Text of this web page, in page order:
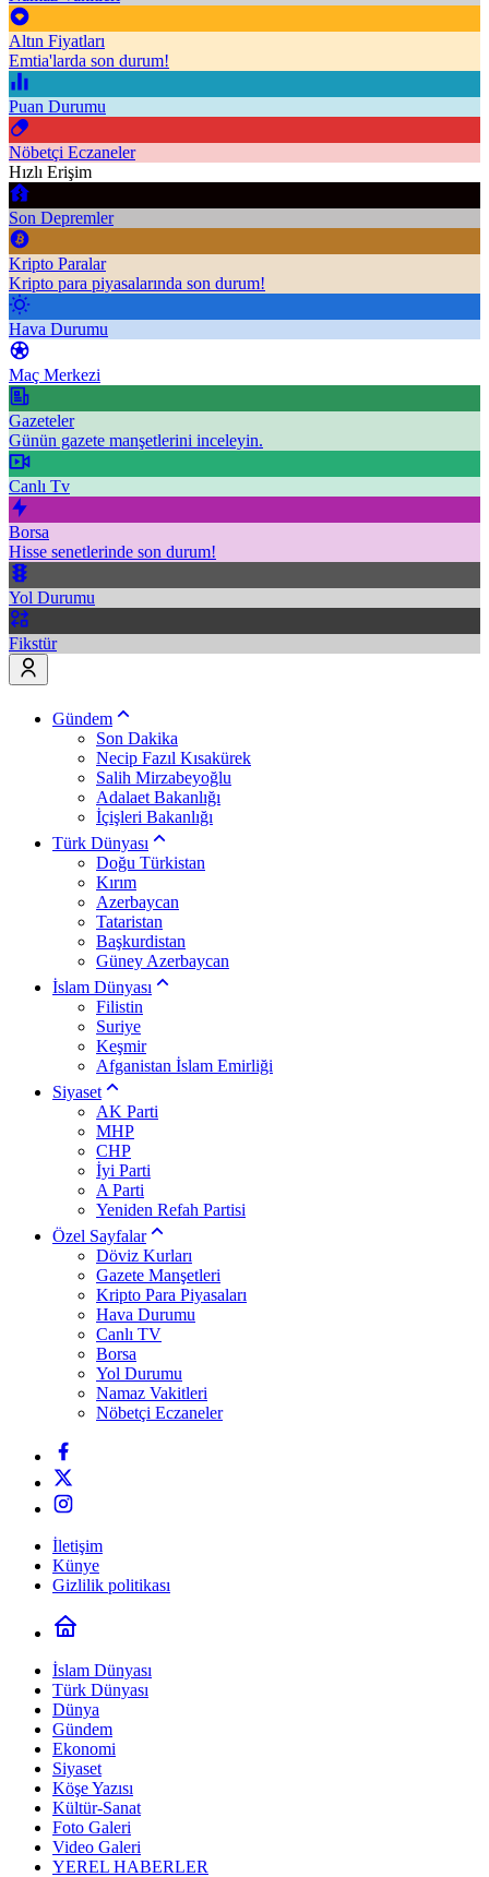
Altın Fiyatları
Emtia'larda son durum!
Puan Durumu
Nöbetçi Eczaneler
Hızlı Erişim
Son Depremler
Kripto Paralar
Kripto para piyasalarında son durum!
Hava Durumu
Maç Merkezi
Gazeteler
Günün gazete manşetlerini inceleyin.
Canlı Tv
Borsa
Hisse senetlerinde son durum!
Yol Durumu
Fikstür
Gündem
Son Dakika
Necip Fazıl Kısakürek
Salih Mirzabeyoğlu
Adalaet Bakanlığı
İçişleri Bakanlığı
Türk Dünyası
Doğu Türkistan
Kırım
Azerbaycan
Tataristan
Başkurdistan
Güney Azerbaycan
İslam Dünyası
Filistin
Suriye
Keşmir
Afganistan İslam Emirliği
Siyaset
AK Parti
MHP
CHP
İyi Parti
A Parti
Yeniden Refah Partisi
Özel Sayfalar
Döviz Kurları
Gazete Manşetleri
Kripto Para Piyasaları
Hava Durumu
Canlı TV
Borsa
Yol Durumu
Namaz Vakitleri
Nöbetçi Eczaneler
İletişim
Künye
Gizlilik politikası
İslam Dünyası
Türk Dünyası
Dünya
Gündem
Ekonomi
Siyaset
Köşe Yazısı
Kültür-Sanat
Foto Galeri
Video Galeri
YEREL HABERLER